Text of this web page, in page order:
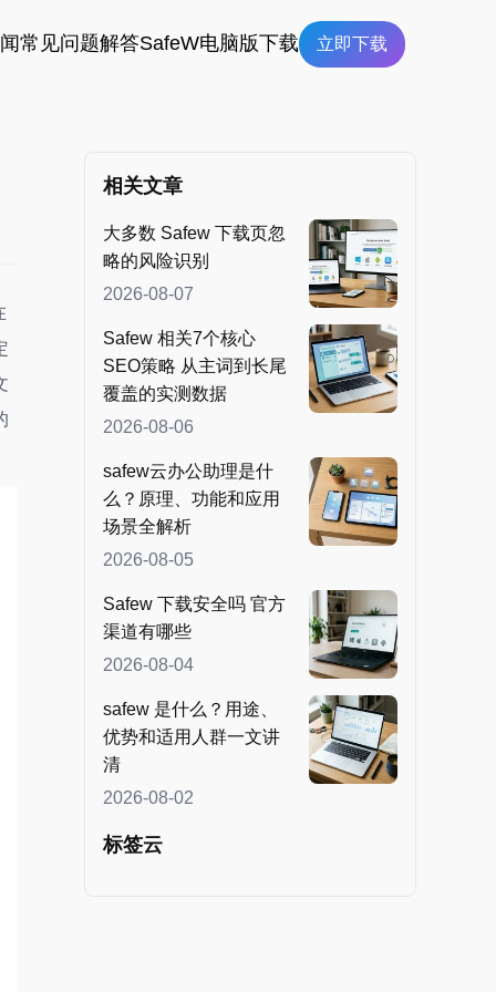
常见问题解答SafeW电脑版下载 立即下载
相关文章
大多数 Safew 下载页忽
略的风险识别
2026-08-07
Safew 相关7个核心
SEO策略 从主词到长尾
覆盖的实测数据
2026-08-06
safew云办公助理是什
么？原理、功能和应用
场景全解析
2026-08-05
Safew 下载安全吗 官方
渠道有哪些
2026-08-04
safew 是什么？用途、
优势和适用人群一文讲
清
2026-08-02
标签云